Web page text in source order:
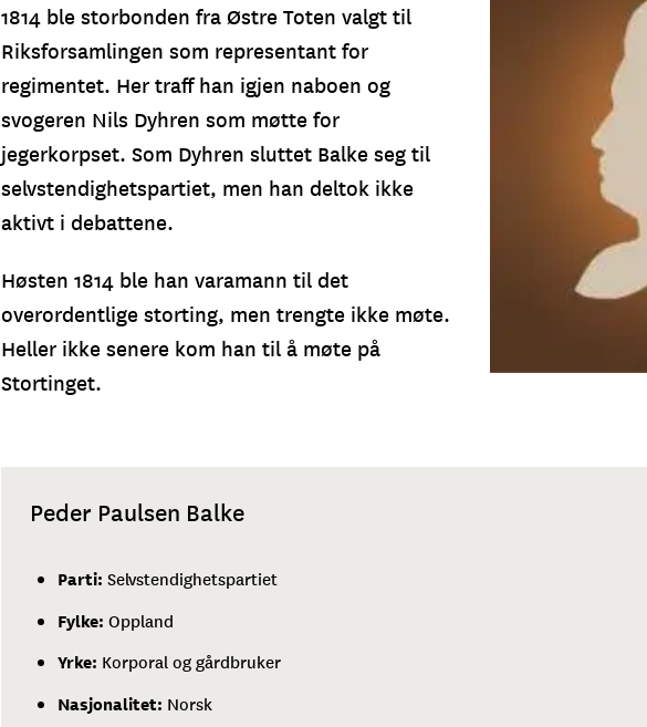
1814 ble storbonden fra Østre Toten valgt til
Riksforsamlingen som representant for
regimentet. Her traff han igjen naboen og
svogeren Nils Dyhren som møtte for
jegerkorpset. Som Dyhren sluttet Balke seg til
selvstendighetspartiet, men han deltok ikke
aktivt i debattene.
Høsten 1814 ble han varamann til det
overordentlige storting, men trengte ikke møte.
Heller ikke senere kom han til å møte på
Stortinget.
Peder Paulsen Balke
Parti: Selvstendighetspartiet
Fylke: Oppland
Yrke: Korporal og gårdbruker
Nasjonalitet: Norsk